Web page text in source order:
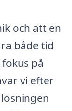
och att en
både tid
på
vi efter